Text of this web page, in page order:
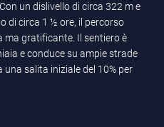
un dislivello di circa 322 m e
di circa 1 ½ ore, il percorso
ma gratificante. Il sentiero è
e conduce su ampie strade
salita iniziale del 10% per